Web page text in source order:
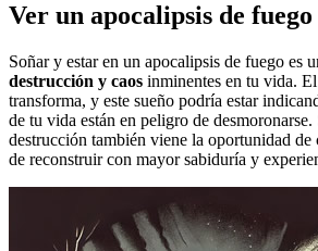
Ver un apocalipsis de
Soñar y estar en un apocalipsis de fuego es
destrucción y caos inminentes en tu vida.
transforma, y este sueño podría estar
de tu vida están en peligro de
destrucción también viene la oportunidad de
de reconstruir con mayor sabiduría y